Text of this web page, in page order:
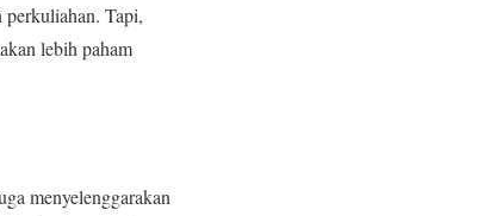
perkuliahan. Tapi,
lebih paham
menyelenggarakan